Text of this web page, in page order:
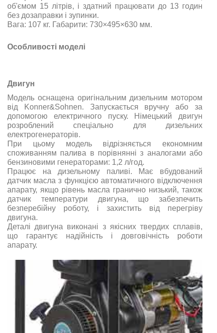
об'ємом 15 літрів, і здатний працювати до 13 годин
без дозаправки і зупинки.
Вага: 107 кг. Габарити: 730×495×630 мм.
Особливості моделі
Двигун
Модель оснащена оригінальним дизельним мотором
від
Konner&Sohnen. Запускається вручну або
за
допомогою
електричного пуску. Німецький
двигун
розроблений
спеціально для
дизельних
електрогенераторів.
При цьому модель відрізняється економним
споживанням палива в порівнянні з аналогами або
бензиновими генераторами: 1,2 л/год.
Працює на дизельному паливі. Має вбудований
датчик масла з функцією автоматичного відключення
апарату, якщо рівень масла гранично низький, також
датчик температури двигуна, що забезпечить
безперебійну роботу, і захистить від перегріву
двигуна.
Деталі двигуна виконані з якісних твердих сплавів,
що гарантує надійність і довговічність роботи
апарату.